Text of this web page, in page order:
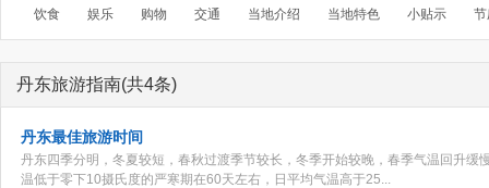
饮食 娱乐 购物 交通 当地介绍 当地特色 小贴示
丹东旅游指南(共4条)
丹东最佳旅游时间
丹东四季分明，冬夏较短，春秋过渡季节较长，冬季开始较晚，春季气温回升缓
温低于零下10摄氏度的严寒期在60天左右，日平均气温高于25...